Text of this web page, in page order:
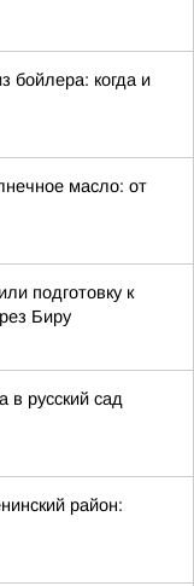
бойлера: когда и
масло: от
подготовку к
Биру
в русский сад
район: